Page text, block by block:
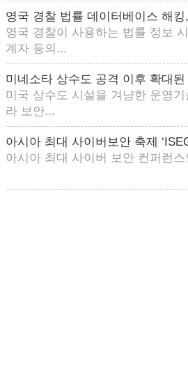
영국 경찰 법률 데이터베이스 해
영국 경찰이 사용하는 법률 정보
계자 등의...
미네소타 상수도 공격 이후 확대
미국 상수도 시설을 겨냥한 운영
라 보안...
아시아 최대 사이버보안 축제
아시아 최대 사이버 보안 컨퍼런스